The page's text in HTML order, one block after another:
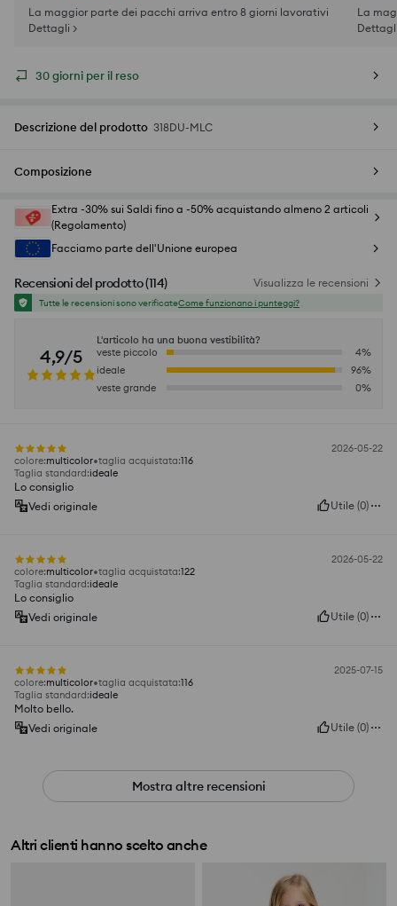
La maggior parte dei pacchi arriva entro 8 giorni lavorativi
Dettagli >
La
30 giorni per il reso
Descrizione del prodotto 318DU-MLC
Composizione
Extra -30% sui Saldi fino a -50% acquistando almeno 2 articoli
(Regolamento)
Facciamo parte dell'Unione europea
Recensioni del prodotto(114) Visualizza le recensioni
Tutte le recensioni sono verificateCome funzionano i punteggi?
4,9/5
L'articolo ha una buona vestibilità?
veste piccolo
4%
ideale
96%
veste grande
0%
2026-05-22
colore:multicolor taglia acquistata:116
Taglia standard:ideale
Lo consiglio
Vedi originale
Utile (0)
2026-05-22
colore:multicolor taglia acquistata:122
Taglia standard:ideale
Lo consiglio
Vedi originale
Utile (0)
2025-07-15
colore:multicolor taglia acquistata:116
Taglia standard:ideale
Molto bello.
Vedi originale
Utile (0)
Mostra altre recensioni
Altri clienti hanno scelto anche